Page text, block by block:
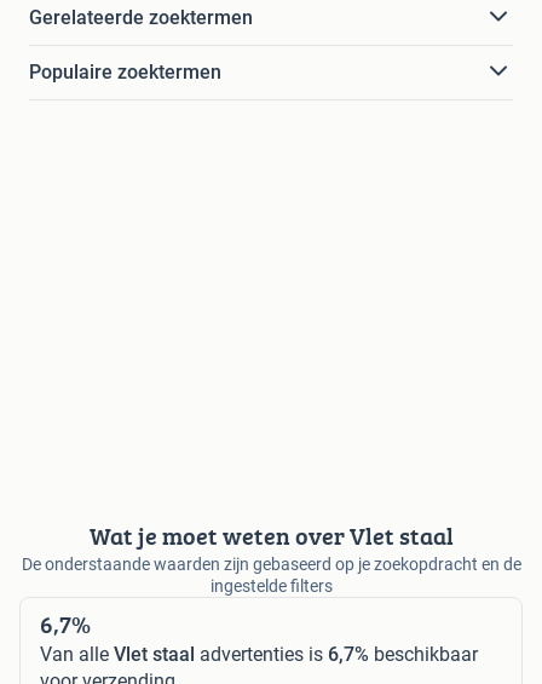
Gerelateerde zoektermen
Populaire zoektermen
Wat je moet weten over Vlet staal
De onderstaande waarden zijn gebaseerd op je zoekopdracht en de
ingestelde filters
6,7%
Van alle Vlet staal advertenties is 6,7% beschikbaar